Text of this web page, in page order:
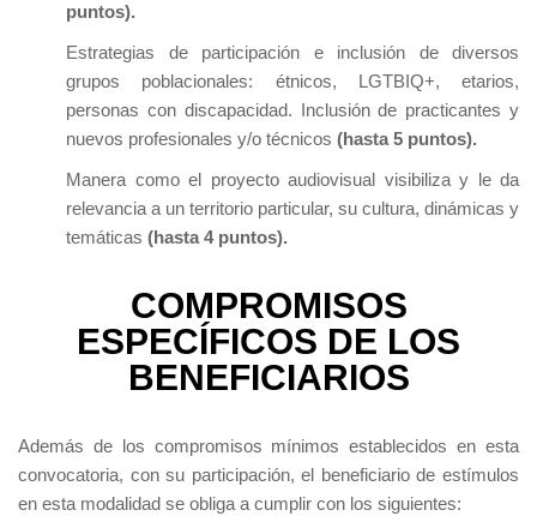
puntos).
Estrategias de participación e inclusión de diversos
grupos poblacionales: étnicos, LGTBIQ+, etarios,
personas con discapacidad. Inclusión de practicantes y
nuevos profesionales y/o técnicos (hasta 5 puntos).
Manera como el proyecto audiovisual visibiliza y le da
relevancia a un territorio particular, su cultura, dinámicas y
temáticas (hasta 4 puntos).
COMPROMISOS
ESPECÍFICOS DE LOS
BENEFICIARIOS
Además de los compromisos mínimos establecidos en esta
convocatoria, con su participación, el beneficiario de estímulos
en esta modalidad se obliga a cumplir con los siguientes: